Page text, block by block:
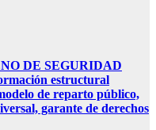
DE SEGURIDAD
estructural
de reparto público,
garante de derechos